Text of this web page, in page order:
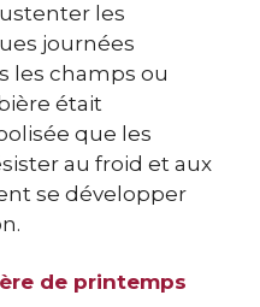
les
journées
les champs ou
était
que les
au froid et aux
se développer
de printemps